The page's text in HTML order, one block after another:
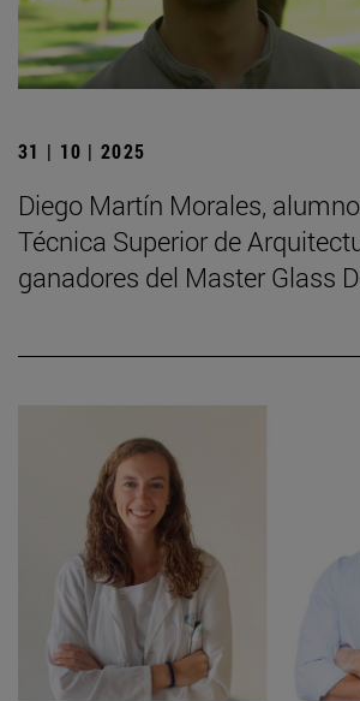
31 | 10 | 2025
Diego Martín Morales,
Técnica Superior de
ganadores del Master Glass